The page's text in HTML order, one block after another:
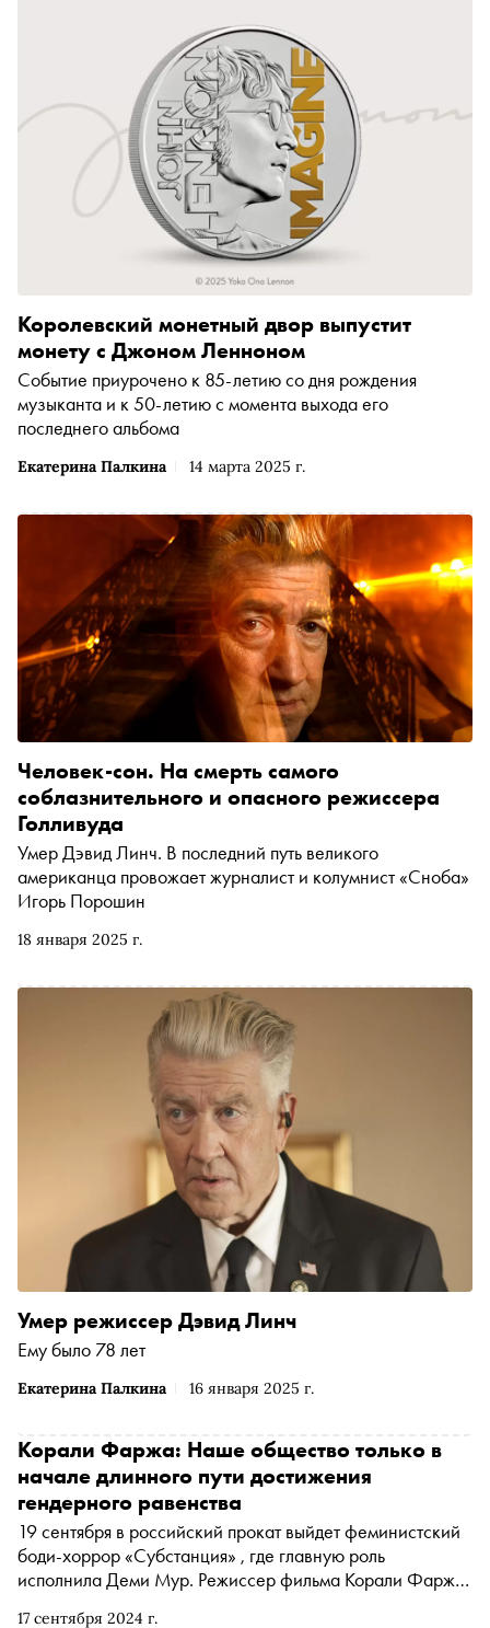
Екатерина Палкина 14 марта 2025 г.
Королевский монетный двор выпустит
монету с Джоном Ленноном
Событие приурочено к 85-летию со дня рождения
музыканта и к 50-летию с момента выхода его
последнего альбома
18 января 2025 г.
Человек-сон. На смерть самого
соблазнительного и опасного режиссера
Голливуда
Умер Дэвид Линч. В последний путь великого
американца провожает журналист и колумнист «Сноба»
Игорь Порошин
Екатерина Палкина 16 января 2025 г.
Умер режиссер Дэвид Линч
Ему было 78 лет
17 сентября 2024 г.
Корали Фаржа: Наше общество только в
начале длинного пути достижения
гендерного равенства
19 сентября в российский прокат выйдет феминистский
боди-хоррор «Субстанция» , где главную роль
исполнила Деми Мур. Режиссер фильма Корали Фаржа